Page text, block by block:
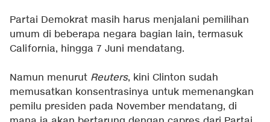
Partai Demokrat masih harus menjalani pemilihan
umum di beberapa negara bagian lain, termasuk
California, hingga 7 Juni mendatang.
Namun menurut Reuters, kini Clinton sudah
memusatkan konsentrasinya untuk memenangkan
pemilu presiden pada November mendatang, di